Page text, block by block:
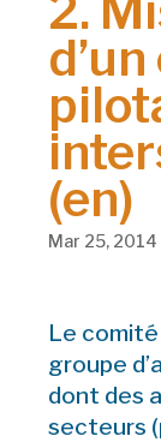
(en)
Mar 25, 2014
Le
groupe
dont des
secteurs